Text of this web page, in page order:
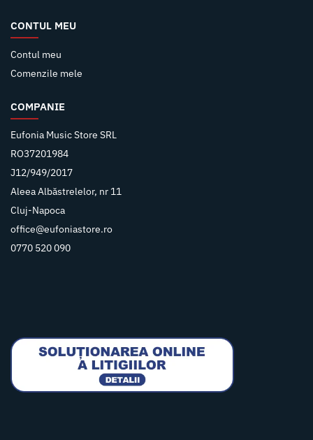
CONTUL MEU
Contul meu
Comenzile mele
COMPANIE
Eufonia Music Store SRL
RO37201984
J12/949/2017
Aleea Albăstrelelor, nr 11
Cluj-Napoca
office@eufoniastore.ro
0770 520 090